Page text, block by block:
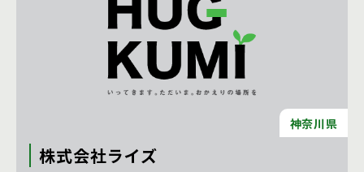
神奈川県
株式会社ライズ